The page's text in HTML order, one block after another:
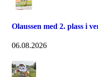
Olaussen med 2. plass i
06.08.2026